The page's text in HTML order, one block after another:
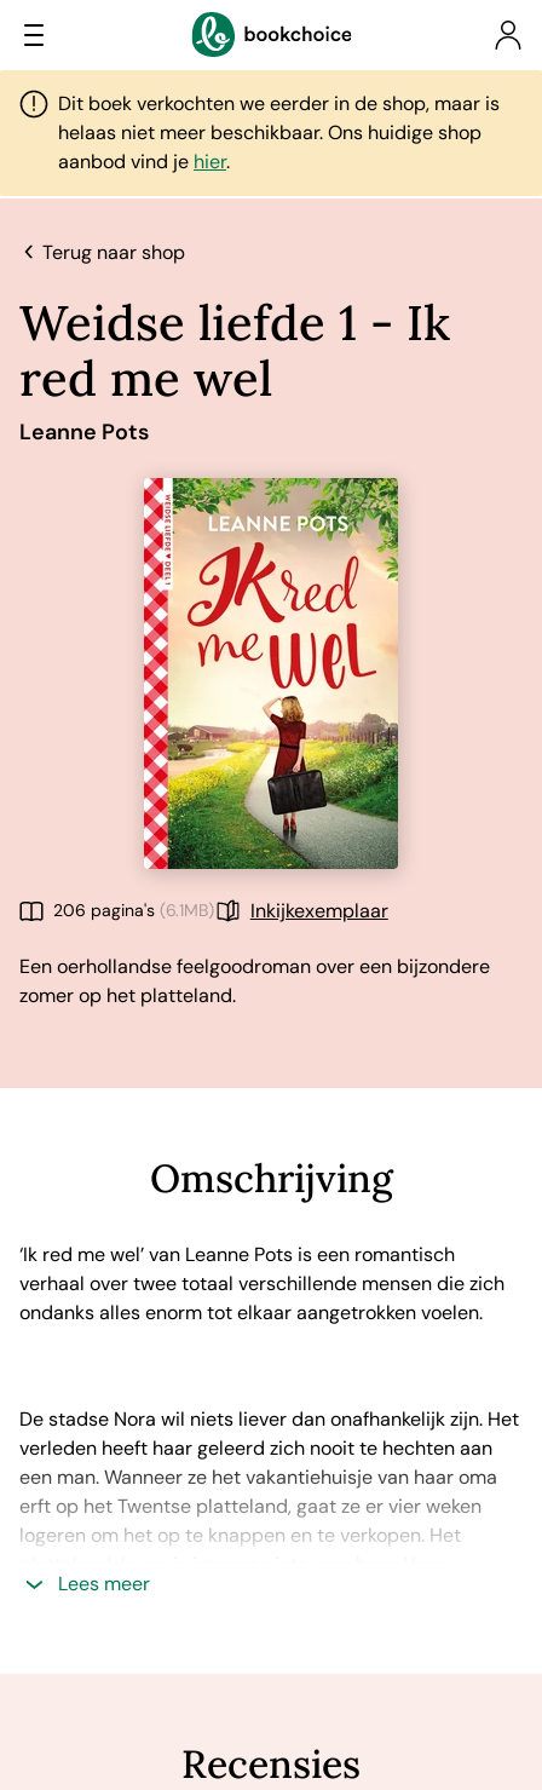
Dit boek verkochten we eerder in de shop, maar is
helaas niet meer beschikbaar. Ons huidige shop
aanbod vind je hier.
Terug naar shop
Weidse liefde 1 - Ik
red me wel
Leanne Pots
206 pagina's (6.1MB) Inkijkexemplaar
Een oerhollandse feelgoodroman over een bijzondere
zomer op het platteland.
Omschrijving
‘Ik red me wel’ van Leanne Pots is een romantisch
verhaal over twee totaal verschillende mensen die zich
ondanks alles enorm tot elkaar aangetrokken voelen.
De stadse Nora wil niets liever dan onafhankelijk zijn. Het
verleden heeft haar geleerd zich nooit te hechten aan
een man. Wanneer ze het vakantiehuisje van haar oma
erft op het Twentse platteland, gaat ze er vier weken
logeren om het op te knappen en te verkopen. Het
buurman, boer Abel, wil haar graag helpen, maar Nora zit
Lees meer
Recensies